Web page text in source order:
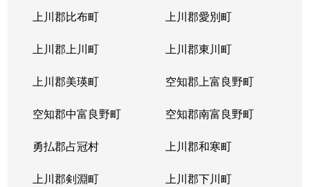
上川郡比布町 上川郡愛別町
上川郡上川町 上川郡東川町
上川郡美瑛町 空知郡上富良野町
空知郡中富良野町 空知郡南富良野町
勇払郡占冠村 上川郡和寒町
上川郡剣淵町 上川郡下川町